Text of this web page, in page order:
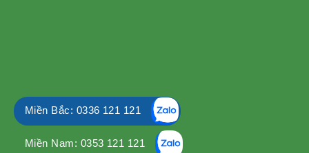
Miền Bắc: 0336 121 121
Miền Nam: 0353 121 121